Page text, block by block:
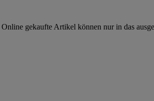
gekaufte Artikel können nur in das